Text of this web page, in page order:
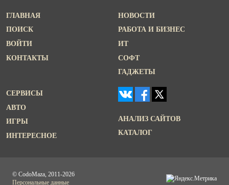
ГЛАВНАЯ
ПОИСК
ВОЙТИ
КОНТАКТЫ
НОВОСТИ
РАБОТА И БИЗНЕС
ИТ
СОФТ
ГАДЖЕТЫ
СЕРВИСЫ
АВТО
ИГРЫ
ИНТЕРЕСНОЕ
АНАЛИЗ САЙТОВ
КАТАЛОГ
© CodoMaza, 2011-2026
Персональные данные